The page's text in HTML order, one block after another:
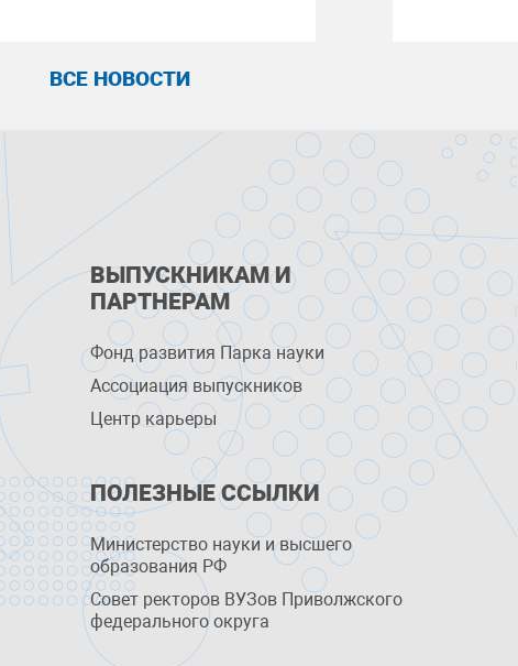
ВСЕ НОВОСТИ
ВЫПУСКНИКАМ И
ПАРТНЕРАМ
Фонд развития Парка науки
Ассоциация выпускников
Центр карьеры
ПОЛЕЗНЫЕ ССЫЛКИ
Министерство науки и высшего
образования РФ
Совет ректоров ВУЗов Приволжского
федерального округа